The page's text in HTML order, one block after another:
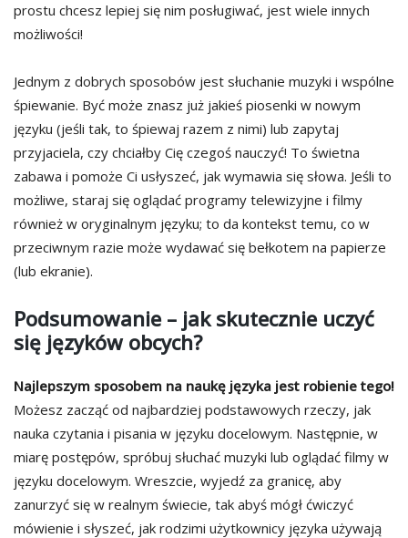
prostu chcesz lepiej się nim posługiwać, jest wiele innych
możliwości!
Jednym z dobrych sposobów jest słuchanie muzyki i wspólne
śpiewanie. Być może znasz już jakieś piosenki w nowym
języku (jeśli tak, to śpiewaj razem z nimi) lub zapytaj
przyjaciela, czy chciałby Cię czegoś nauczyć! To świetna
zabawa i pomoże Ci usłyszeć, jak wymawia się słowa. Jeśli to
możliwe, staraj się oglądać programy telewizyjne i filmy
również w oryginalnym języku; to da kontekst temu, co w
przeciwnym razie może wydawać się bełkotem na papierze
(lub ekranie).
Podsumowanie – jak skutecznie uczyć
się języków obcych?
Najlepszym sposobem na naukę języka jest robienie tego!
Możesz zacząć od najbardziej podstawowych rzeczy, jak
nauka czytania i pisania w języku docelowym. Następnie, w
miarę postępów, spróbuj słuchać muzyki lub oglądać filmy w
języku docelowym. Wreszcie, wyjedź za granicę, aby
zanurzyć się w realnym świecie, tak abyś mógł ćwiczyć
mówienie i słyszeć, jak rodzimi użytkownicy języka używają